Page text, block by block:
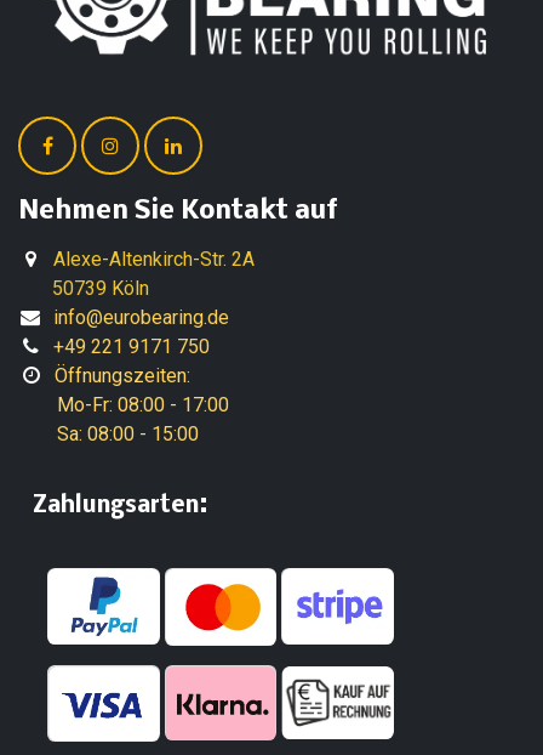
Nehmen Sie Kontakt auf
Alexe-Altenkirch-Str. 2A
50739 Köln
info@eurobearing.de
+49 221 9171 750
Öffnungszeiten:
Mo-Fr: 08:00 - 17:00
Sa: 08:00 - 15:00
​Zahlungsarten: